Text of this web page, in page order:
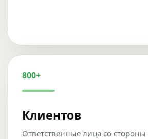
800+
Клиентов
Ответственные лица со стороны